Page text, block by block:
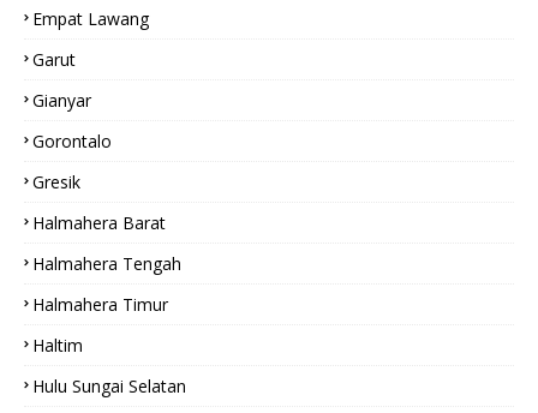
Empat Lawang
Garut
Gianyar
Gorontalo
Gresik
Halmahera Barat
Halmahera Tengah
Halmahera Timur
Haltim
Hulu Sungai Selatan